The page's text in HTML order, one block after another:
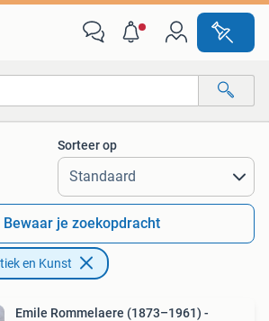
Alle afstanden…
Sorteer op
Bewaar je zoekopdracht
en Kunst
Emile Rommelaere (1873–1961) -